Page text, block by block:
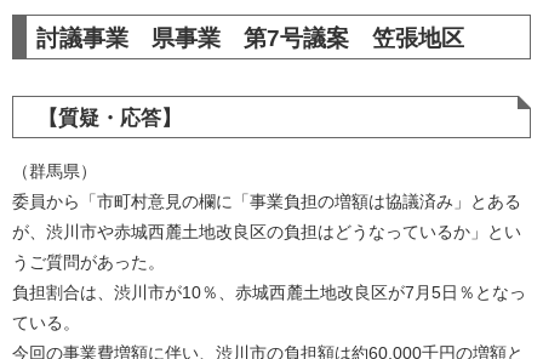
討議事業 県事業 第7号議案 笠張地区
【質疑・応答】
（群馬県）
委員から「市町村意見の欄に「事業負担の増額は協議済み」とある
が、渋川市や赤城西麓土地改良区の負担はどうなっているか」とい
うご質問があった。
負担割合は、渋川市が10％、赤城西麓土地改良区が7月5日％となっ
ている。
今回の事業費増額に伴い、渋川市の負担額は約60,000千円の増額と